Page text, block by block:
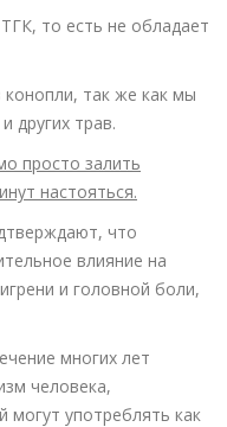
то есть не обладает
так же как мы
других трав.
просто залить
настояться.
что
влияние на
и головной боли,
многих лет
человека,
употреблять как